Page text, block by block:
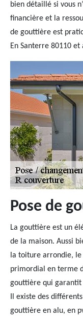
bien détaillé si vous
financière et la
de gouttière est
En Santerre 80110 et
Pose de
La gouttière est un
de la maison. Aussi
la toiture arrondie,
primordial en terme
gouttière qui garantit
Il existe des
gouttière en alu, en